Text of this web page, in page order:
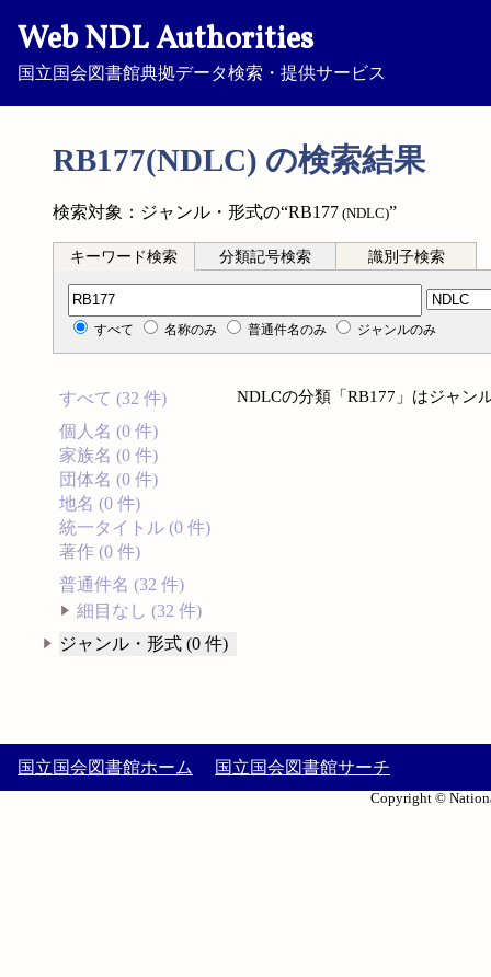
Web NDL Authorities
国立国会図書館典拠データ検索・提供サービス
RB177(NDLC) の検索結果
検索対象：ジャンル・形式の“RB177 (NDLC)”
キーワード検索 分類記号検索 識別子検索
分類記号検索
すべて 名称のみ 普通件名のみ ジャンルのみ
すべて (32 件)
個人名 (0 件)
家族名 (0 件)
団体名 (0 件)
地名 (0 件)
統一タイトル (0 件)
著作 (0 件)
普通件名 (32 件)
細目なし (32 件)
ジャンル・形式 (0 件)
NDLCの分類「RB177」はジャン
国立国会図書館ホーム 国立国会図書館サーチ
Copyright ©